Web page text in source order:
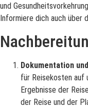
und
Informiere dich auch über
Dokumentation
für Reisekosten auf
Ergebnisse der
der Reise und der